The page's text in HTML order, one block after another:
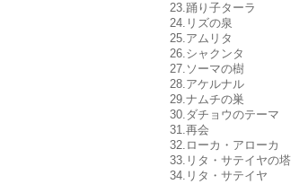
23.踊り子ターラ
24.リズの泉
25.アムリタ
26.シャクンタ
27.ソーマの樹
28.アケルナル
29.ナムチの巣
30.ダチョウのテーマ
31.再会
32.ローカ・アローカ
33.リタ・サテイヤの塔
34.リタ・サテイヤ